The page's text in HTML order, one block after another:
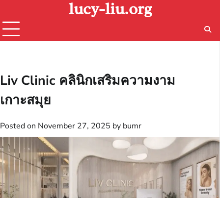
content
lucy-liu.org
Liv Clinic คลินิกเสริมความงาม
เกาะสมุย
Posted on November 27, 2025 by bumr